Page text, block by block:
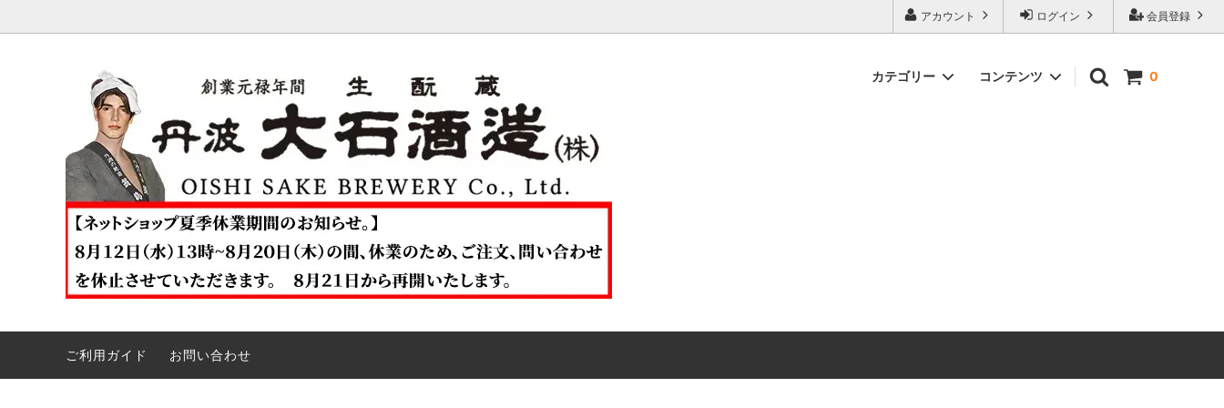
会員登録
ログイン
アカウント
0
カテゴリー
日本酒 リキュール
雑貨等
コンテンツ
直売店 丹波路酒の館 亀岡店 English
大石酒造について。
ご利用ガイド お問い合わせ